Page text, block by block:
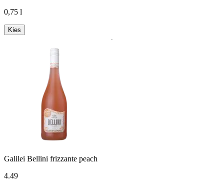
0,75 l
Kies
Galilei Bellini frizzante peach
4.49